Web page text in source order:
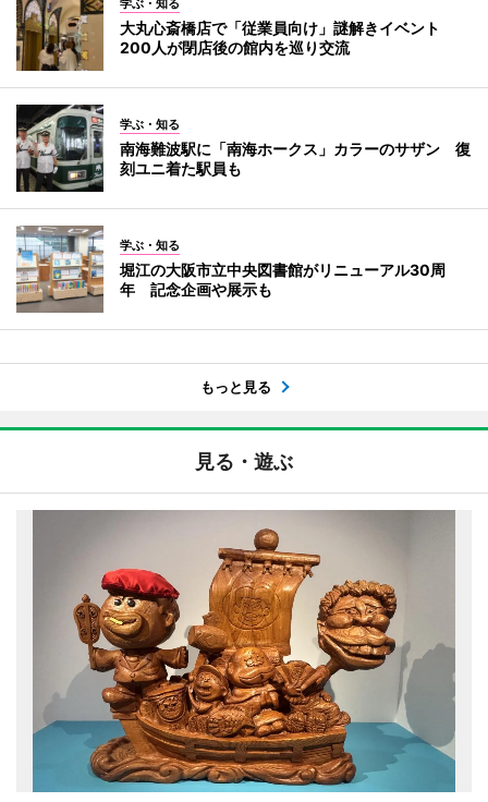
学ぶ・知る
大丸心斎橋店で「従業員向け」謎解きイベント
200人が閉店後の館内を巡り交流
学ぶ・知る
南海難波駅に「南海ホークス」カラーのサザン 復
刻ユニ着た駅員も
学ぶ・知る
堀江の大阪市立中央図書館がリニューアル30周
年 記念企画や展示も
もっと見る
見る・遊ぶ